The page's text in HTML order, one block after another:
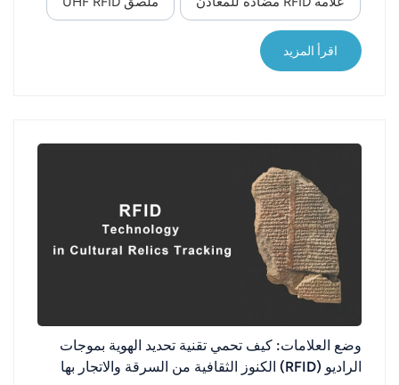
جهاز الاستشعار، وإرسال رسالة العطل إلى خادم الخدمة
عن بُعد، مما يسمح لفنيي الصيانة بالتوجه إلى المنزل
لإصلاح الثلاجة. في طبقة استشعار إنترنت الأشياء، تُعد
اقرأ المزيد
وضع العلامات: كيف تحمي تقنية تحديد الهوية بموجات
الراديو (RFID) الكنوز الثقافية من السرقة والاتجار بها